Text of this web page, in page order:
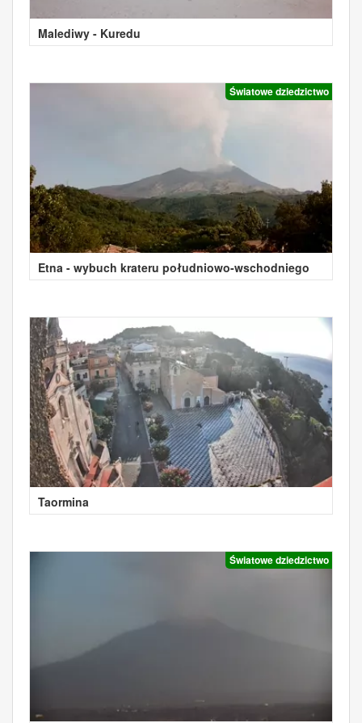
Malediwy - Kuredu
Światowe dziedzictwo
Etna - wybuch krateru południowo-wschodniego
Taormina
Światowe dziedzictwo